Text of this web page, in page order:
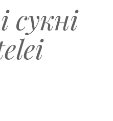
сукні